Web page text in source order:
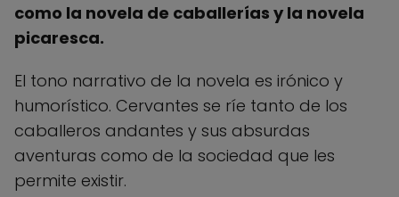
como la novela de caballerías y la novela
picaresca.
El tono narrativo de la novela es irónico y
humorístico. Cervantes se ríe tanto de los
caballeros andantes y sus absurdas
aventuras como de la sociedad que les
permite existir.